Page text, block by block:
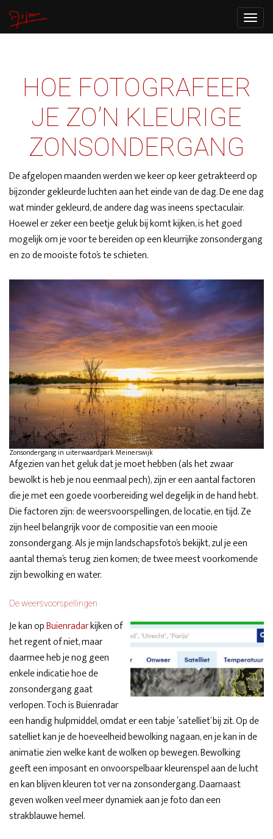
Toggle
HOE FOTOGRAFEER
JE ZO’N KLEURIGE
ZONSONDERGANG
De afgelopen maanden werden we keer op keer getrakteerd op
bijzonder gekleurde luchten aan het einde van de dag. De ene dag
wat minder gekleurd, de andere dag was ineens spectaculair.
Hoewel er zeker een beetje geluk bij komt kijken, is het goed
mogelijk om je voor te bereiden op een kleurrijke zonsondergang
en zo de mooiste foto’s te schieten.
Zonsondergang in uiterwaardpark Meinerswijk
Afgezien van het geluk dat je moet hebben (als het zwaar
bewolkt is heb je nou eenmaal pech), zijn er een aantal factoren
die je met een goede voorbereiding wel degelijk in de hand hebt.
Die factoren zijn: de weersvoorspellingen, de locatie, en tijd. Ze
zijn heel belangrijk voor de compositie van een mooie
zonsondergang. Als je mijn landschapsfoto’s bekijkt, zul je een
aantal thema’s terug zien komen; de twee meest voorkomende
zijn bewolking en water.
De weersvoorspellingen
Je kan opBuienradarkijken of
het regent of niet, maar
daarmee heb je nog geen
enkele indicatie hoe de
zonsondergang gaat
verlopen. Toch is Buienradar
een handig hulpmiddel, omdat er een tabje ‘satelliet’ bij zit. Op de
satelliet kan je de hoeveelheid bewolking nagaan, en je kan in de
animatie zien welke kant de wolken op bewegen. Bewolking
geeft een imposant en onvoorspelbaar kleurenspel aan de lucht
en kan blijven kleuren tot ver na zonsondergang. Daarnaast
geven wolken veel meer dynamiek aan je foto dan een
strakblauwe hemel.